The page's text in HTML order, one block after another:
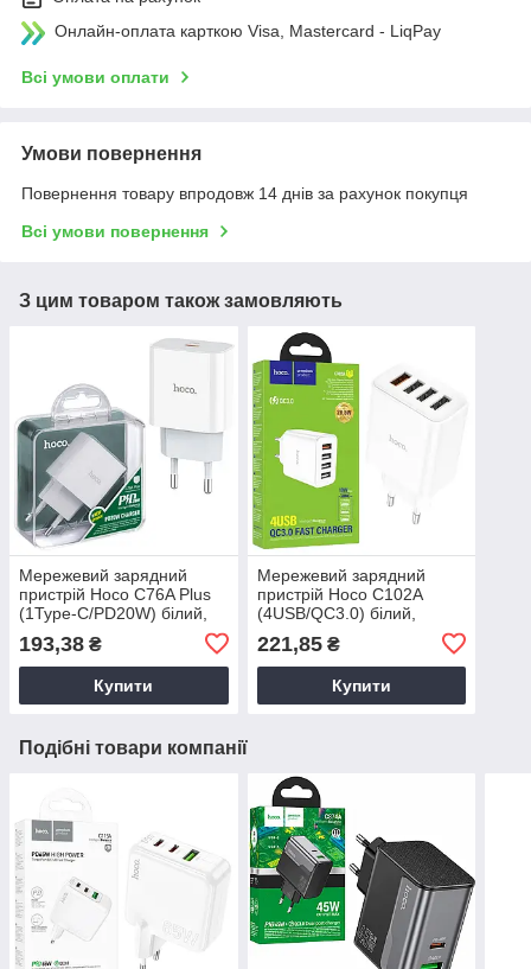
Онлайн-оплата карткою Visa, Mastercard - LiqPay
Всі умови оплати
Умови повернення
Повернення товару впродовж 14 днів за рахунок покупця
Всі умови повернення
З цим товаром також замовляють
Мережевий зарядний
пристрій Hoco C76A Plus
(1Type-C/PD20W) білий,
телефону
193,38 ₴
Купити
Мережевий зарядний
пристрій Hoco C102A
(4USB/QC3.0) білий,
телефону
221,85₴
Купити
Подібні товари компанії